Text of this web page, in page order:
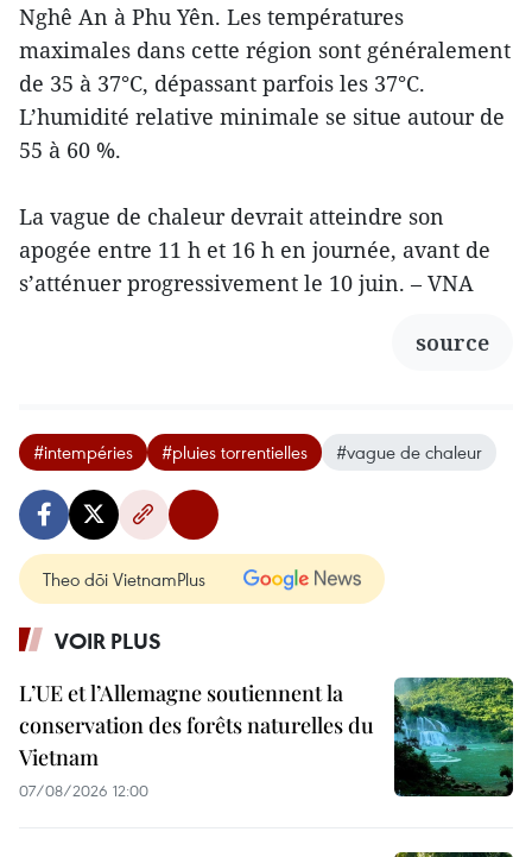
Nghê An à Phu Yên. Les températures
maximales dans cette région sont généralement
de 35 à 37°C, dépassant parfois les 37°C.
L’humidité relative minimale se situe autour de
55 à 60 %.
La vague de chaleur devrait atteindre son
apogée entre 11 h et 16 h en journée, avant de
s’atténuer progressivement le 10 juin. – VNA
source
#intempéries #pluies torrentielles #vague de chaleur
Theo dõi VietnamPlus
VOIR PLUS
L’UE et l’Allemagne soutiennent la
conservation des forêts naturelles du
Vietnam
07/08/2026 12:00